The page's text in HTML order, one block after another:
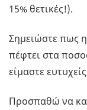
15% θετικές!).
Σημειώστε πως
πέφτει στα
είμαστε
Προσπαθώ να